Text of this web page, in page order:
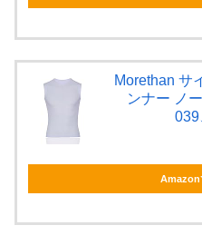
Morethan サ
ンナー ノ
039
Amazon